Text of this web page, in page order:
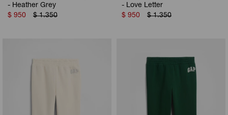
- Heather Grey
$ 950 $ 1.350
- Love Letter
$ 950 $ 1.350